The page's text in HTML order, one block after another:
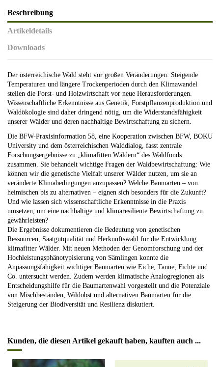
Beschreibung
Artikeldetails
Downloads
Der österreichische Wald steht vor großen Veränderungen: Steigende
Temperaturen und längere Trockenperioden durch den Klimawandel
stellen die Forst- und Holzwirtschaft vor neue Herausforderungen.
Wissenschaftliche Erkenntnisse aus Genetik, Forstpflanzenproduktion und
Waldökologie sind daher dringend nötig, um die Widerstandsfähigkeit
unserer Wälder und deren nachhaltige Bewirtschaftung zu sichern.
Die BFW-Praxisinformation 58, eine Kooperation zwischen BFW, BOKU
University und dem österreichischen Walddialog, fasst zentrale
Forschungsergebnisse zu „klimafitten Wäldern“ des Waldfonds
zusammen. Sie behandelt wichtige Fragen der Waldbewirtschaftung: Wie
können wir die genetische Vielfalt unserer Wälder nutzen, um sie an
veränderte Klimabedingungen anzupassen? Welche Baumarten – von
heimischen bis zu alternativen – eignen sich besonders für die Zukunft?
Und wie lassen sich wissenschaftliche Erkenntnisse in die Praxis
umsetzen, um eine nachhaltige und klimaresiliente Bewirtschaftung zu
gewährleisten?
Die Ergebnisse dokumentieren die Bedeutung von genetischen
Ressourcen, Saatgutqualität und Herkunftswahl für die Entwicklung
klimafitter Wälder. Mit neuen Methoden der Genomforschung und der
Hochleistungsphänotypisierung von Sämlingen konnte die
Anpassungsfähigkeit wichtiger Baumarten wie Eiche, Tanne, Fichte und
Co. untersucht werden. Zudem werden klimatische Analogregionen als
Entscheidungshilfe für die Baumartenwahl vorgestellt und die Potenziale
von Mischbeständen, Wildobst und alternativen Baumarten für die
Steigerung der Biodiversität und Resilienz diskutiert.
Kunden, die diesen Artikel gekauft haben, kauften auch ...